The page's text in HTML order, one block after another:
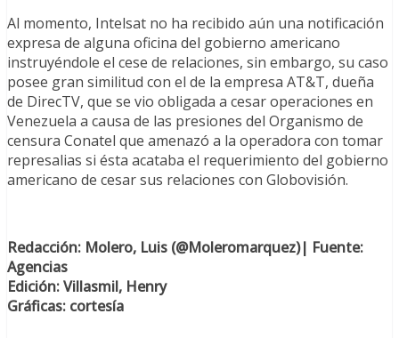
Al momento, Intelsat no ha recibido aún una notificación
expresa de alguna oficina del gobierno americano
instruyéndole el cese de relaciones, sin embargo, su caso
posee gran similitud con el de la empresa AT&T, dueña
de DirecTV, que se vio obligada a cesar operaciones en
Venezuela a causa de las presiones del Organismo de
censura Conatel que amenazó a la operadora con tomar
represalias si ésta acataba el requerimiento del gobierno
americano de cesar sus relaciones con Globovisión.
Redacción: Molero, Luis (@Moleromarquez)| Fuente:
Agencias
Edición: Villasmil, Henry
Gráficas: cortesía